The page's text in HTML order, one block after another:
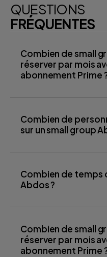
QUESTIONS
FRÉQUENTES
Combien de small
réserver par mois
abonnement Prime
Combien de
sur un small group
Combien de temps
Abdos ?
Combien de small
réserver par mois
abonnement Prime